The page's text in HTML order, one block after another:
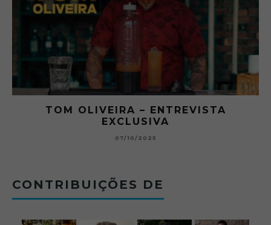
TOM OLIVEIRA – ENTREVISTA
EXCLUSIVA
07/10/2025
CONTRIBUIÇÕES DE